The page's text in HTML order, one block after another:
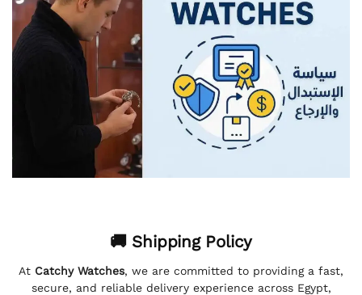
🚚 Shipping Policy
At Catchy Watches, we are committed to providing a fast,
secure, and reliable delivery experience across Egypt,